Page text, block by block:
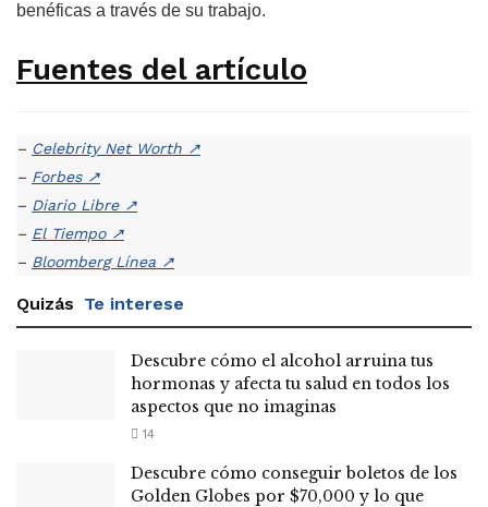
benéficas a través de su trabajo.
Fuentes del artículo
– Celebrity Net Worth ↗
– Forbes ↗
– Diario Libre ↗
– El Tiempo ↗
– Bloomberg Línea ↗
Quizás Te interese
Descubre cómo el alcohol arruina tus
hormonas y afecta tu salud en todos los
aspectos que no imaginas
14
Descubre cómo conseguir boletos de los
Golden Globes por $70,000 y lo que